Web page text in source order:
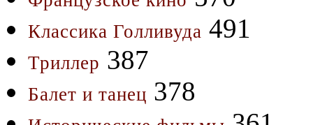
Классика Голливуда 491
Триллер 387
Балет и танец 378